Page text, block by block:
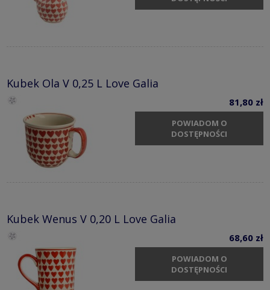
Kubek Ola V 0,25 L Love Galia
81,80 zł
POWIADOM O
DOSTĘPNOŚCI
Kubek Wenus V 0,20 L Love Galia
68,60 zł
POWIADOM O
DOSTĘPNOŚCI